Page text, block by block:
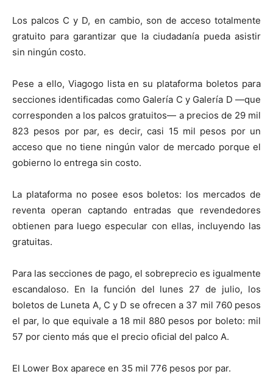
Los palcos C y D, en cambio, son de acceso totalmente
gratuito para garantizar que la ciudadanía pueda asistir
sin ningún costo.
Pese a ello, Viagogo lista en su plataforma boletos para
secciones identificadas como Galería C y Galería D —que
corresponden a los palcos gratuitos— a precios de 29 mil
823 pesos por par, es decir, casi 15 mil pesos por un
acceso que no tiene ningún valor de mercado porque el
gobierno lo entrega sin costo.
La plataforma no posee esos boletos: los mercados de
reventa operan captando entradas que revendedores
obtienen para luego especular con ellas, incluyendo las
gratuitas.
Para las secciones de pago, el sobreprecio es igualmente
escandaloso. En la función del lunes 27 de julio, los
boletos de Luneta A, C y D se ofrecen a 37 mil 760 pesos
el par, lo que equivale a 18 mil 880 pesos por boleto: mil
57 por ciento más que el precio oficial del palco A.
El Lower Box aparece en 35 mil 776 pesos por par.